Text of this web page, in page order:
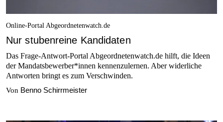
Online-Portal Abgeordnetenwatch.de
Nur stubenreine Kandidaten
Das Frage-Antwort-Portal Abgeordnetenwatch.de hilft, die Ideen
der Mandatsbewerber*innen kennenzulernen. Aber widerliche
Antworten bringt es zum Verschwinden.
Von Benno Schirrmeister